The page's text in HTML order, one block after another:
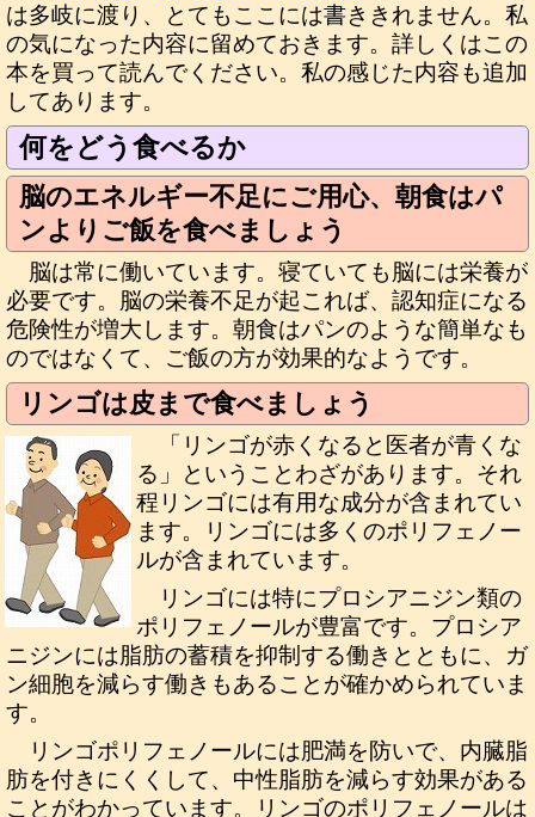
は多岐に渡り、とてもここには書ききれません。私
の気になった内容に留めておきます。詳しくはこの
本を買って読んでください。私の感じた内容も追加
してあります。
何をどう食べるか
脳のエネルギー不足にご用心、朝食はパ
ンよりご飯を食べましょう
脳は常に働いています。寝ていても脳には栄養が
必要です。脳の栄養不足が起これば、認知症になる
危険性が増大します。朝食はパンのような簡単なも
のではなくて、ご飯の方が効果的なようです。
リンゴは皮まで食べましょう
「リンゴが赤くなると医者が青くな
る」ということわざがあります。それ
程リンゴには有用な成分が含まれてい
ます。リンゴには多くのポリフェノー
ルが含まれています。
リンゴには特にプロシアニジン類の
ポリフェノールが豊富です。プロシア
ニジンには脂肪の蓄積を抑制する働きとともに、ガ
ン細胞を減らす働きもあることが確かめられていま
す。
リンゴポリフェノールには肥満を防いで、内臓脂
肪を付きにくくして、中性脂肪を減らす効果がある
ことがわかっています。リンゴのポリフェノールは